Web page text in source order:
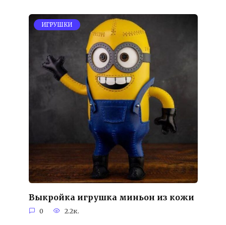
ИГРУШКИ
Выкройка игрушка миньон из кожи
0 2.2к.